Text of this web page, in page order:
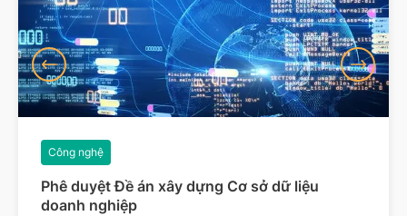
Phê duyệt Đề án xây dựng Cơ sở dữ liệu
doanh nghiệp
Công nghệ